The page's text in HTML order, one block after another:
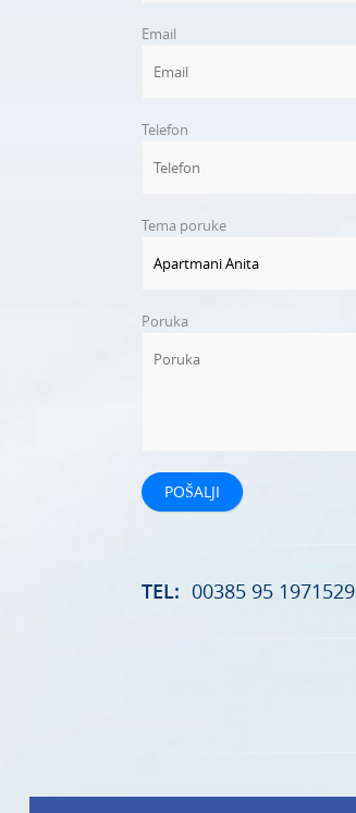
Email
Telefon
Tema poruke
Poruka
TEL: 00385 95 1971529